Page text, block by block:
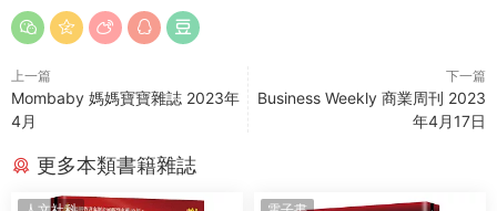
上一篇
Mombaby 媽媽寶寶雜誌 2023年
4月
下一篇
Business Weekly 商業周刊 2023
年4月17日
更多本類書籍雜誌